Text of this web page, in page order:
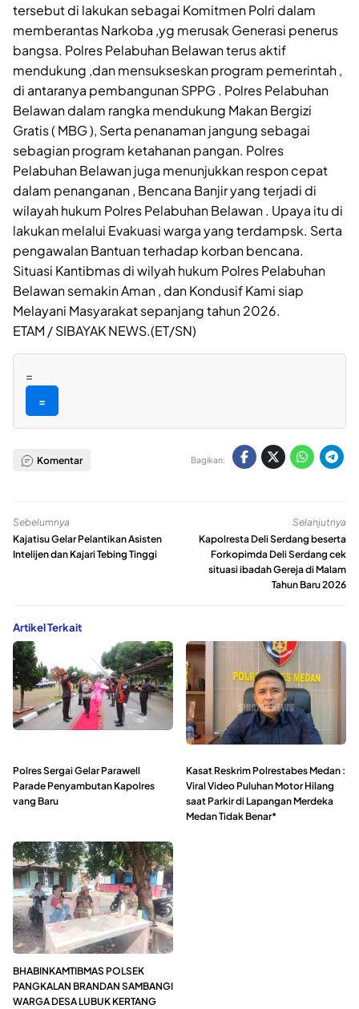
tersebut di lakukan sebagai Komitmen Polri dalam
memberantas Narkoba ,yg merusak Generasi penerus
bangsa. Polres Pelabuhan Belawan terus aktif
mendukung ,dan mensukseskan program pemerintah ,
di antaranya pembangunan SPPG . Polres Pelabuhan
Belawan dalam rangka mendukung Makan Bergizi
Gratis ( MBG ), Serta penanaman jangung sebagai
sebagian program ketahanan pangan. Polres
Pelabuhan Belawan juga menunjukkan respon cepat
dalam penanganan , Bencana Banjir yang terjadi di
wilayah hukum Polres Pelabuhan Belawan . Upaya itu di
lakukan melalui Evakuasi warga yang terdampsk. Serta
pengawalan Bantuan terhadap korban bencana.
Situasi Kantibmas di wilyah hukum Polres Pelabuhan
Belawan semakin Aman , dan Kondusif Kami siap
Melayani Masyarakat sepanjang tahun 2026.
ETAM / SIBAYAK NEWS.(ET/SN)
=
=
Komentar Bagikan:
Sebelumnya
Kajatisu Gelar Pelantikan Asisten
Intelijen dan Kajari Tebing Tinggi
Selanjutnya
Kapolresta Deli Serdang beserta
Forkopimda Deli Serdang cek
situasi ibadah Gereja di Malam
Tahun Baru 2026
Artikel Terkait
Polres Sergai Gelar Parawell
Parade Penyambutan Kapolres
vang Baru
Kasat Reskrim Polrestabes Medan :
Viral Video Puluhan Motor Hilang
saat Parkir di Lapangan Merdeka
Medan Tidak Benar*
BHABINKAMTIBMAS POLSEK
PANGKALAN BRANDAN SAMBANGI
WARGA DESA LUBUK KERTANG